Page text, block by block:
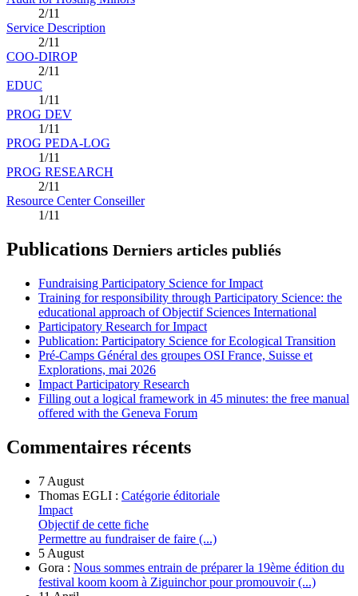
2/11
Service Description
2/11
COO-DIROP
2/11
EDUC
1/11
PROG DEV
1/11
PROG PEDA-LOG
1/11
PROG RESEARCH
2/11
Resource Center Conseiller
1/11
Publications Derniers articles publiés
Fundraising Participatory Science for Impact
Training for responsibility through Participatory Science: the
educational approach of Objectif Sciences International
Participatory Research for Impact
Publication: Participatory Science for Ecological Transition
Pré-Camps Général des groupes OSI France, Suisse et
Explorations, mai 2026
Impact Participatory Research
Filling out a logical framework in 45 minutes: the free manual
offered with the Geneva Forum
Commentaires récents
7 August
Thomas EGLI : Catégorie éditoriale
Impact
Objectif de cette fiche
Permettre au fundraiser de faire (...)
5 August
Gora : Nous sommes entrain de préparer la 19ème édition du
festival koom koom à Ziguinchor pour promouvoir (...)